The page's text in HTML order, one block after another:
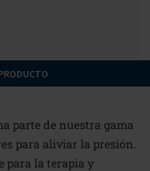
parte de nuestra gama
para aliviar la presión.
para la terapia y